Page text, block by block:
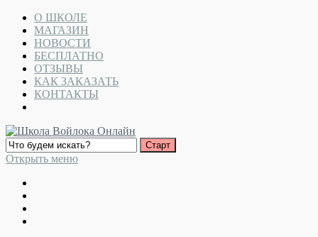
О ШКОЛЕ
МАГАЗИН
НОВОСТИ
БЕСПЛАТНО
ОТЗЫВЫ
КАК ЗАКАЗАТЬ
КОНТАКТЫ
Открыть меню